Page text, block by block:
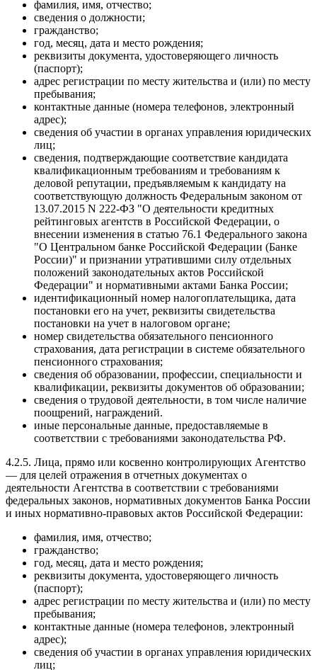
фамилия, имя, отчество;
сведения о должности;
гражданство;
год, месяц, дата и место рождения;
реквизиты документа, удостоверяющего личность
(паспорт);
адрес регистрации по месту жительства и (или) по месту
пребывания;
контактные данные (номера телефонов, электронный
адрес);
сведения об участии в органах управления юридических
лиц;
сведения, подтверждающие соответствие кандидата
квалификационным требованиям и требованиям к
деловой репутации, предъявляемым к кандидату на
соответствующую должность Федеральным законом от
13.07.2015 N 222-ФЗ "О деятельности кредитных
рейтинговых агентств в Российской Федерации, о
внесении изменения в статью 76.1 Федерального закона
"О Центральном банке Российской Федерации (Банке
России)" и признании утратившими силу отдельных
положений законодательных актов Российской
Федерации" и нормативными актами Банка России;
идентификационный номер налогоплательщика, дата
постановки его на учет, реквизиты свидетельства
постановки на учет в налоговом органе;
номер свидетельства обязательного пенсионного
страхования, дата регистрации в системе обязательного
пенсионного страхования;
сведения об образовании, профессии, специальности и
квалификации, реквизиты документов об образовании;
сведения о трудовой деятельности, в том числе наличие
поощрений, награждений.
иные персональные данные, предоставляемые в
соответствии с требованиями законодательства РФ.
4.2.5. Лица, прямо или косвенно контролирующих Агентство
— для целей отражения в отчетных документах о
деятельности Агентства в соответствии с требованиями
федеральных законов, нормативных документов Банка России
и иных нормативно-правовых актов Российской Федерации:
фамилия, имя, отчество;
гражданство;
год, месяц, дата и место рождения;
реквизиты документа, удостоверяющего личность
(паспорт);
адрес регистрации по месту жительства и (или) по месту
пребывания;
контактные данные (номера телефонов, электронный
адрес);
сведения об участии в органах управления юридических
лиц;